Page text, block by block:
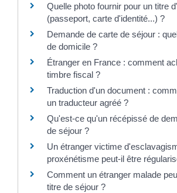
Quelle photo fournir pour un titre
(passeport, carte d'identité...) ?
Demande de carte de séjour :
de domicile ?
Étranger en France : comment
timbre fiscal ?
Traduction d'un document :
un traducteur agréé ?
Qu'est-ce qu'un récépissé de
de séjour ?
Un étranger victime
proxénétisme peut-il être
Comment un étranger malade
titre de séjour ?